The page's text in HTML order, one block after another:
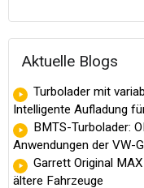
Aktuelle Blogs
Turbolader mit
Intelligente Aufladung
BMTS-Turbolader:
Anwendungen der VW-
Garrett Original
ältere Fahrzeuge